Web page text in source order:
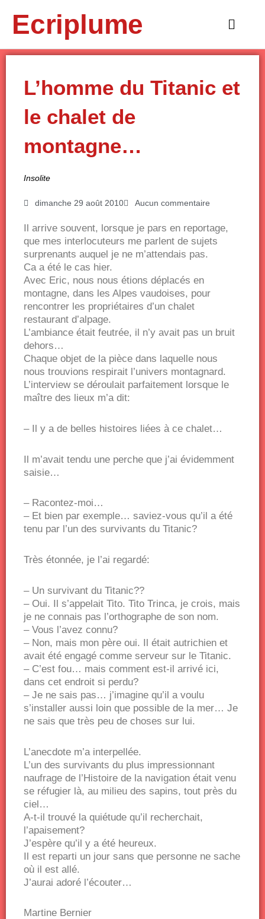
contenuEcriplume
Main
L’homme du Titanic et
le chalet de
montagne…
Insolite
dimanche 29 août 2010 Aucun commentaire
Il arrive souvent, lorsque je pars en reportage,
que mes interlocuteurs me parlent de sujets
surprenants auquel je ne m’attendais pas.
Ca a été le cas hier.
Avec Eric, nous nous étions déplacés en
montagne, dans les Alpes vaudoises, pour
rencontrer les propriétaires d’un chalet
restaurant d’alpage.
L’ambiance était feutrée, il n’y avait pas un bruit
dehors…
Chaque objet de la pièce dans laquelle nous
nous trouvions respirait l’univers montagnard.
L’interview se déroulait parfaitement lorsque le
maître des lieux m’a dit:
– Il y a de belles histoires liées à ce chalet…
Il m’avait tendu une perche que j’ai évidemment
saisie…
– Racontez-moi…
– Et bien par exemple… saviez-vous qu’il a été
tenu par l’un des survivants du Titanic?
Très étonnée, je l’ai regardé:
– Un survivant du Titanic??
– Oui. Il s’appelait Tito. Tito Trinca, je crois, mais
je ne connais pas l’orthographe de son nom.
– Vous l’avez connu?
– Non, mais mon père oui. Il était autrichien et
avait été engagé comme serveur sur le Titanic.
– C’est fou… mais comment est-il arrivé ici,
dans cet endroit si perdu?
– Je ne sais pas… j’imagine qu’il a voulu
s’installer aussi loin que possible de la mer… Je
ne sais que très peu de choses sur lui.
L’anecdote m’a interpellée.
L’un des survivants du plus impressionnant
naufrage de l’Histoire de la navigation était venu
se réfugier là, au milieu des sapins, tout près du
ciel…
A-t-il trouvé la quiétude qu’il recherchait,
l’apaisement?
J’espère qu’il y a été heureux.
Il est reparti un jour sans que personne ne sache
où il est allé.
J’aurai adoré l’écouter…
Martine Bernier